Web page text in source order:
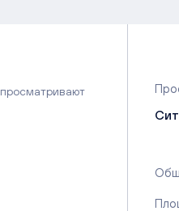
просматривают